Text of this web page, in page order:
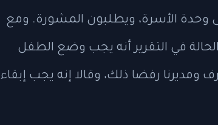
وحدة الأسرة، ويطلبون المشورة. ومع
في التقرير أنه يجب وضع الطفل
ومديرنا رفضا ذلك، وقالا إنه يجب إبقاء